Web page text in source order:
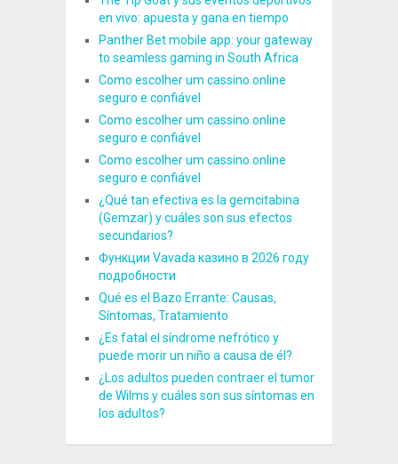
en vivo: apuesta y gana en tiempo
Panther Bet mobile app: your gateway
to seamless gaming in South Africa
Como escolher um cassino online
seguro e confiável
Como escolher um cassino online
seguro e confiável
Como escolher um cassino online
seguro e confiável
¿Qué tan efectiva es la gemcitabina
(Gemzar) y cuáles son sus efectos
secundarios?
Функции Vavada казино в 2026 году
подробности
Qué es el Bazo Errante: Causas,
Síntomas, Tratamiento
¿Es fatal el síndrome nefrótico y
puede morir un niño a causa de él?
¿Los adultos pueden contraer el tumor
de Wilms y cuáles son sus síntomas en
los adultos?